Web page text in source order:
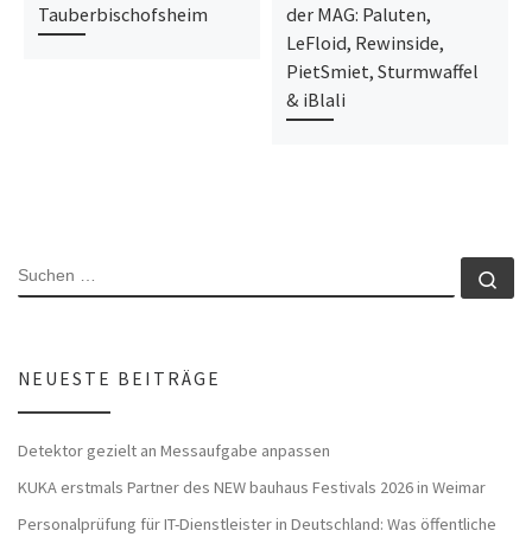
Tauberbischofsheim
der MAG: Paluten,
LeFloid, Rewinside,
PietSmiet, Sturmwaffel
& iBlali
SUCHE
NEUESTE BEITRÄGE
Detektor gezielt an Messaufgabe anpassen
KUKA erstmals Partner des NEW bauhaus Festivals 2026 in Weimar
Personalprüfung für IT-Dienstleister in Deutschland: Was öffentliche